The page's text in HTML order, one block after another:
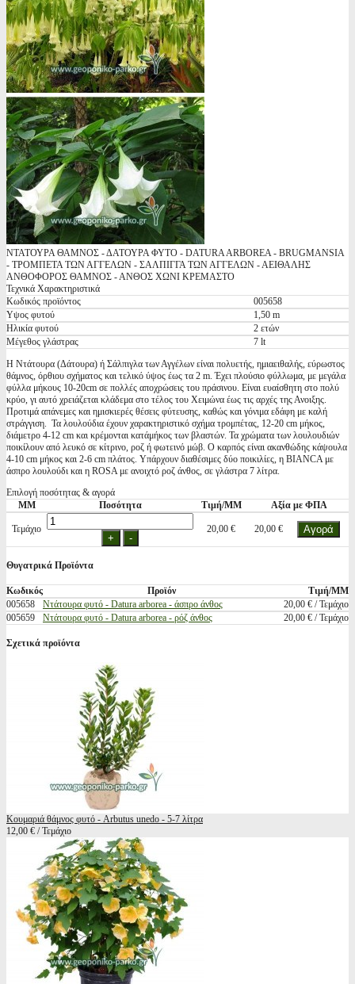
ΝΤΑΤΟΥΡΑ ΘΑΜΝΟΣ - ΔΑΤΟΥΡΑ ΦΥΤΟ - DATURA ARBOREA - BRUGMANSIA
- ΤΡΟΜΠΕΤΑ ΤΩΝ ΑΓΓΕΛΩΝ - ΣΑΛΠΙΓΓΑ ΤΩΝ ΑΓΓΕΛΩΝ - ΑΕΙΘΑΛΗΣ
ΑΝΘΟΦΟΡΟΣ ΘΑΜΝΟΣ - ΑΝΘΟΣ ΧΩΝΙ ΚΡΕΜΑΣΤΟ
Τεχνικά Χαρακτηριστικά
Κωδικός προϊόντος
005658
Υψος φυτού
1,50 m
Ηλικία φυτού
2 ετών
Μέγεθος γλάστρας
7 lt
Η Ντάτουρα (Δάτουρα) ή Σάλπιγλα των Αγγέλων είναι πολυετής, ημιαειθαλής, εύρωστος
θάμνος, όρθιου σχήματος και τελικό ύψος έως τα 2 m. Έχει πλούσιο φύλλωμα, με μεγάλα
φύλλα μήκους 10-20cm σε πολλές αποχρώσεις του πράσινου. Είναι ευαίσθητη στο πολύ
κρύο, γι αυτό χρειάζεται κλάδεμα στο τέλος του Χειμώνα έως τις αρχές της Ανοιξης.
Προτιμά απάνεμες και ημισκιερές θέσεις φύτευσης, καθώς και γόνιμα εδάφη με καλή
στράγγιση. Τα λουλούδια έχουν χαρακτηριστικό σχήμα τρομπέτας, 12-20 cm μήκος,
διάμετρο 4-12 cm και κρέμονται κατάμήκος των βλαστών. Τα χρώματα των λουλουδιών
ποικίλουν από λευκό σε κίτρινο, ροζ ή φωτεινό μώβ. Ο καρπός είναι ακανθώδης κάψουλα
4-10 cm μήκος και 2-6 cm πλάτος. Υπάρχουν διαθέσιμες δύο ποικιλίες, η BIANCA με
άσπρο λουλούδι και η ROSA με ανοιχτό ροζ άνθος, σε γλάστρα 7 λίτρα.
Επιλογή ποσότητας & αγορά
ΜΜ
Ποσότητα Τιμή/ΜΜ Αξία με ΦΠΑ
Τεμάχιο 20,00 € 20,00 €
Θυγατρικά Προϊόντα
Κωδικός Προϊόν
Τιμή/ΜΜ
005658
Ντάτουρα φυτό - Datura arborea - άσπρο άνθος
20,00 € / Τεμάχιο
005659
Ντάτουρα φυτό - Datura arborea - ρόζ άνθος 20,00 € / Τεμάχιο
Σχετικά προϊόντα
Κουμαριά θάμνος φυτό - Arbutus unedo - 5-7 λίτρα
12,00 € / Τεμάχιο